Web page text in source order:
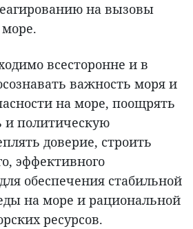
на вызовы
море.
всесторонне и в
важность моря и
на море, поощрять
и политическую
доверие, строить
эффективного
обеспечения стабильной
на море и рациональной
ресурсов.